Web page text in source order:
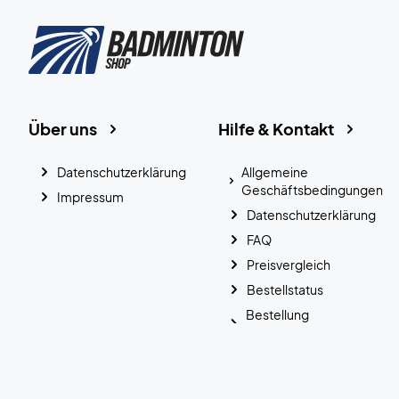
Hilfe & Kontakt
Allgemeine
Geschäftsbedingungen
Datenschutzerklärung
FAQ
Preisvergleich
Bestellstatus
Bestellung
Über uns
Datenschutzerklärung
Impressum